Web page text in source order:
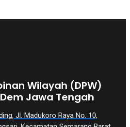
Wilayah (DPW)
Jawa Tengah
Jl. Madukoro Raya No. 10,